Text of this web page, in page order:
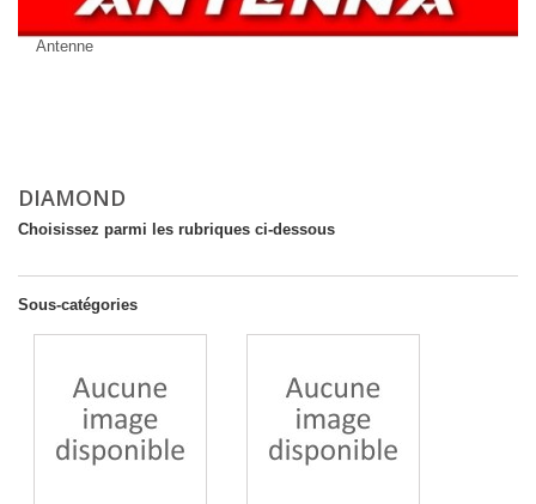
Antenne
DIAMOND
Choisissez parmi les rubriques ci-dessous
Sous-catégories